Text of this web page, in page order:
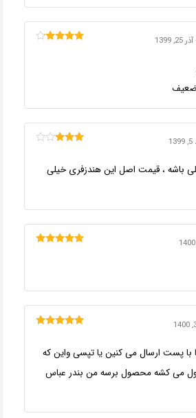
آذر 25, 1399
ضعیف
باشه ، قیمت اصل این هندزفری خیلی
با پست ارسال می کنین یا تپسی واین که
می کشه محصول برسه من بندر عباس